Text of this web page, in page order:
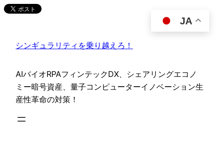
内
ス
ッ
プ
シンギュラリティを乗り越えろ！
AIバイオRPAフィンテックDX、シェアリングエコノ
ミー暗号資産、量子コンピューターイノベーション生
産性革命の対策！
JA